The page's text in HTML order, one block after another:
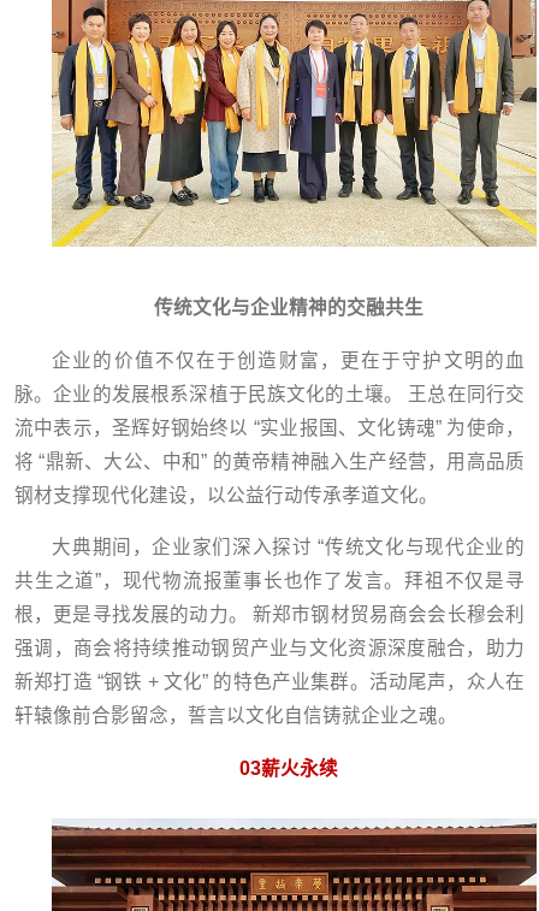
传统文化与企业精神的交融共生
企业的价值不仅在于创造财富，更在于守护文明的血
脉。企业的发展根系深植于民族文化的土壤。 王总在同行交
流中表示，圣辉好钢始终以 “实业报国、文化铸魂” 为使命，
将 “鼎新、大公、中和” 的黄帝精神融入生产经营，用高品质
钢材支撑现代化建设，以公益行动传承孝道文化。
大典期间，企业家们深入探讨 “传统文化与现代企业的
共生之道”，现代物流报董事长也作了发言。拜祖不仅是寻
根，更是寻找发展的动力。 新郑市钢材贸易商会会长穆会利
强调，商会将持续推动钢贸产业与文化资源深度融合，助力
新郑打造 “钢铁 + 文化” 的特色产业集群。活动尾声，众人在
轩辕像前合影留念，誓言以文化自信铸就企业之魂。
03薪火永续